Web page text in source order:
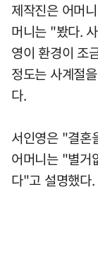
제작진은 어머
머니는 "봤다.
영이 환경이 조
정도는 사계절
다.
서인영은 "결혼
어머니는 "별거
다"고 설명했다.